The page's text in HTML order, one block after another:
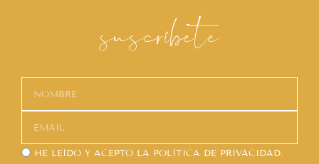
suscríbete
HE LEÍDO Y ACEPTO LA POLÍTICA DE PRIVACIDAD.